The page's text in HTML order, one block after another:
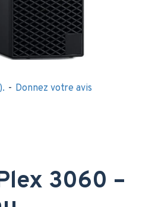
- Donnez votre avis
3060 –